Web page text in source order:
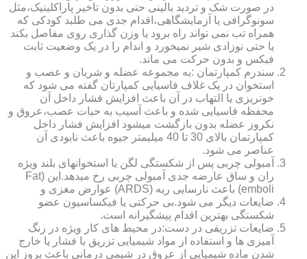
در صورت شک و تردید بالینی حتی بدون تاخیر پاراکلینیک،مثل
سونوگرافی یا آزمایشگاهی،اقدام جدی می طلبد کودکی که
همراه تب نمی تواند راه برود یا وزن گذاری روی مفاصل بکند
یا حتی نوزادی شیر نمیخورد و اندام را در یک وضعیت ثابت
فیکس و بدون حرکت می ماند.
سندرم کمپارتمان :به مجموعه عضله و شریان و عصب و
استخوان در یک غلاف فاسیایی کمپارتان گفته می شود که
خونریزی یا التهاب در آن باعث افزایش فشار داخل آن
محفظه فاسیایی شده و باعث آسیب به حیات عصب،عروق و
نکروز عضله بدون بازگشت میشود افزایش فشار داخل
کمپارتمان بالای 30 تا 40 میلیمتر جیوه باعث نابودی آن
عناصر می شود.
آمبولی چربی پس از شکستگی لگن یا استخوانهای بلند ویژه
ران و ساق عارضه جدی آمبولی چربی رخ میدهد.این (Fat
emboli) باعث نارسایی ریه (ARDS) عوارض مغزی و
ضایعات دیگر می شود.بی حرکتی یا فیکساسیون عضو
شکستگی بهترین اقدام پیشگیرانه است.
ضایعات تزریقی در دست:در محیط های کار ویژه در رنگ
آمیزی ها و استفاده از مواد شیمیایی تزریق با فشار یا خارج
شدن ماده شیمیایی از عروق در شیمی درمانی باعث بروز این